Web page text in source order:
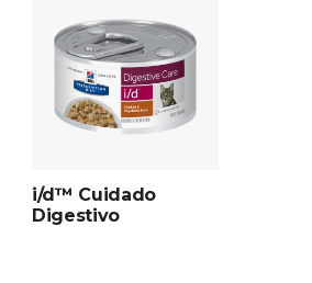
i/d™ Cuidado
Digestivo